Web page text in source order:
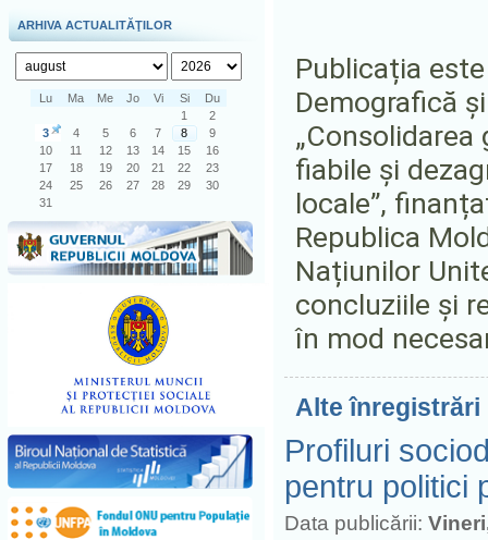
ARHIVA ACTUALITĂŢILOR
Lu Ma Me Jo Vi Si
Du
1
2
3
4 5 6 7 8
9
10
11 12 13 14 15
16
17
18 19 20 21 22
23
24
25 26 27 28 29
30
31
Publicația
Demografică
fiabile și
locale”,
Republica
Națiunilor
concluziile și
în mod
Alte înregistrări
Profiluri
pentru politici
Data publicării: